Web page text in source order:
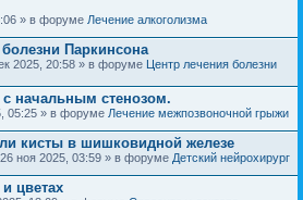
» в форуме Лечение алкоголизма
Паркинсона
2025, 20:58 » в форуме Центр лечения болезни
начальным стенозом.
05:25 » в форуме Лечение межпозвоночной грыжи
кисты в шишковидной железе
ноя 2025, 03:59 » в форуме Детский нейрохирург
цветах